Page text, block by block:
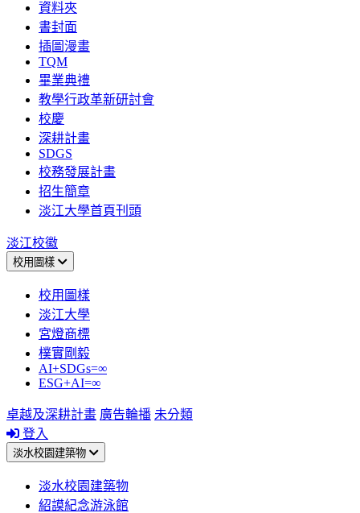
資料夾
書封面
插圖漫畫
TQM
畢業典禮
教學行政革新研討會
校慶
深耕計畫
SDGS
校務發展計畫
招生簡章
淡江大學首頁刊頭
淡江校徽
校用圖樣
校用圖樣
淡江大學
宮燈商標
樸實剛毅
AI+SDGs=∞
ESG+AI=∞
卓越及深耕計畫 廣告輪播 未分類
登入
淡水校園建築物
淡水校園建築物
紹謨紀念游泳館